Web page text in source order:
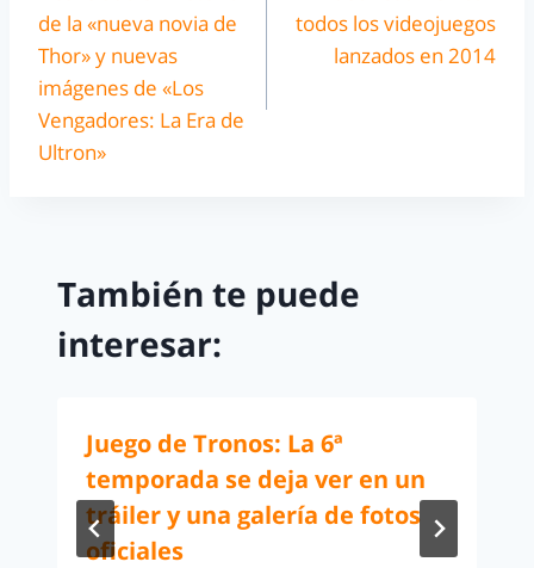
de la «nueva novia de
Thor» y nuevas
imágenes de «Los
Vengadores: La Era de
Ultron»
todos los videojuegos
lanzados en 2014
También te puede
interesar:
Juego de Tronos: La 6ª
temporada se deja ver en un
tráiler y una galería de fotos
oficiales